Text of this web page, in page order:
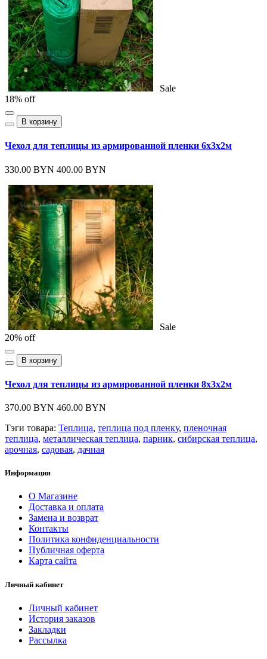
Sale
18% off
В корзину
Чехол для теплицы из армированной пленки 6х3х2м
330.00 BYN 400.00 BYN
Sale
20% off
В корзину
Чехол для теплицы из армированной пленки 8х3х2м
370.00 BYN 460.00 BYN
Тэги товара: Теплица, теплица под пленку, пленочная
теплица, металлическая теплица, парник, сибирская теплица,
арочная, садовая, дачная
Информация
О Магазине
Доставка и оплата
Замена и возврат
Контакты
Политика конфиденциальности
Публичная оферта
Карта сайта
Личный кабинет
Личный кабинет
История заказов
Закладки
Рассылка